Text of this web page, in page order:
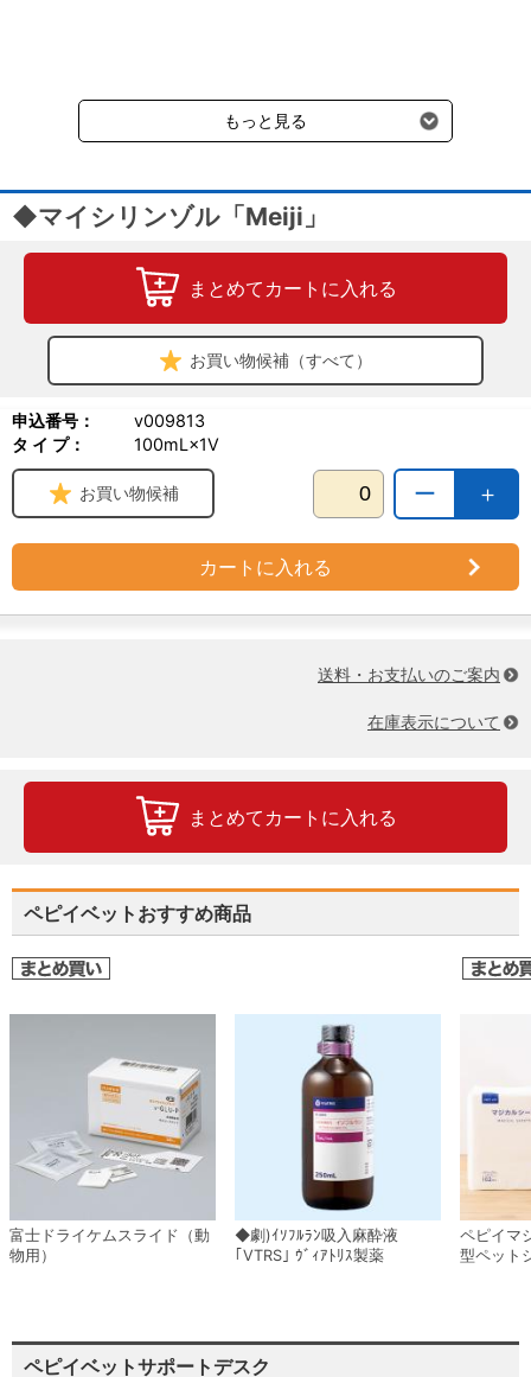
受けます。
もっと見る
◆マイシリンゾル「Meiji」
まとめてカートに入れる
お買い物候補（すべて）
申込番号：
v009813
タ イ プ：
100mL×1V
＋
ー
お買い物候補
カートに入れる
送料・お支払いのご案内
在庫表示について
まとめてカートに入れる
ペピイベットおすすめ商品
富士ドライケムスライド（動
物用）
◆劇)ｲｿﾌﾙﾗﾝ吸入麻酔液
｢VTRS｣ ｳﾞｨｱﾄﾘｽ製薬
ペピイマ
型ペット
ペピイベットサポートデスク